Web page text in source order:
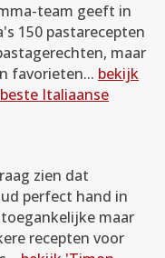
team geeft in
150 pastarecepten
maar
favorieten... bekijk
Italiaanse
zien dat
perfect hand in
maar
recepten voor